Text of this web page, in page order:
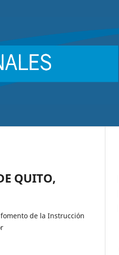
QUITO,
de la Instrucción